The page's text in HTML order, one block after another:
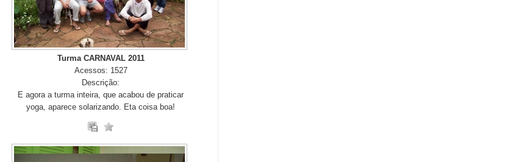
Turma CARNAVAL 2011
Acessos: 1527
Descrição:
E agora a turma inteira, que acabou de praticar
yoga, aparece solarizando. Eta coisa boa!